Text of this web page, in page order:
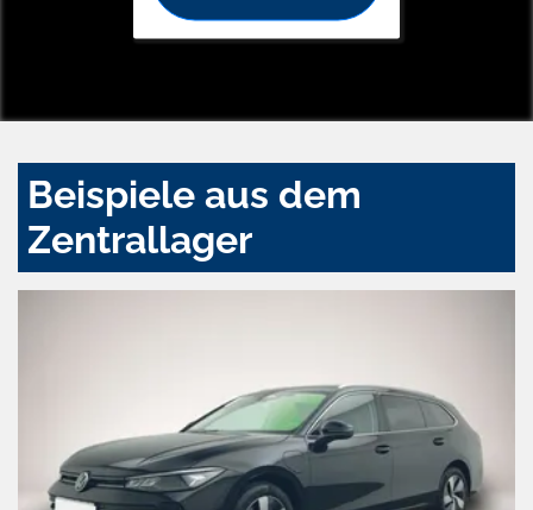
Beispiele aus dem
Zentrallager